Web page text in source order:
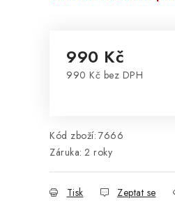
990 Kč
990 Kč bez DPH
Kód zboží: 7666
Záruka: 2 roky
Tisk Zeptat se